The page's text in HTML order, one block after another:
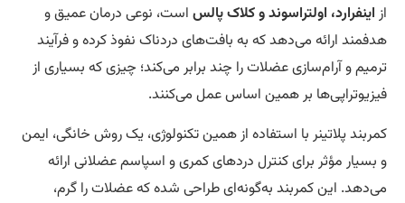
اولتراسوند و کلاک پالساست، نوعی درمان عمیق و
ارائه می‌دهد که به بافت‌های دردناک نفوذ کرده و فرآیند
و آرام‌سازی عضلات را چند برابر می‌کند؛ چیزی که بسیاری از
بر همین اساس عمل می‌کنند.
پلاتینر با استفاده از همین تکنولوژی، یک روش خانگی، ایمن
مؤثر برای کنترل دردهای کمری و اسپاسم عضلانی ارائه
این کمربند به‌گونه‌ای طراحی شده که عضلات را گرم،